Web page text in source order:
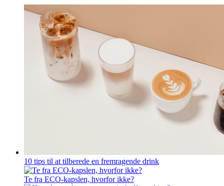
10 tips til at tilberede en fremragende drink
Te fra ECO-kapslen, hvorfor ikke?